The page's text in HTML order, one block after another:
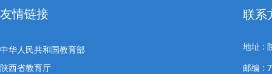
友情链接
中华人民共和国教育部
陕西省教育厅
联系
地址 :
邮编 :